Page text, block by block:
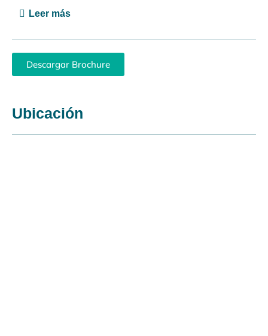
Leer más
Descargar Brochure
Ubicación